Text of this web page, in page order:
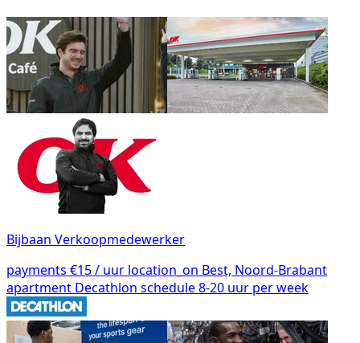
Bijbaan Verkoopmedewerker
payments €15 / uur location_on Best, Noord-Brabant
apartment Decathlon schedule8-20 uur per week